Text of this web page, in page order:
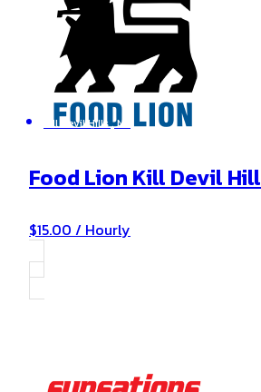
Kill Devil Hills , NC
Food Lion Kill Devil
$15.00 / Hourly